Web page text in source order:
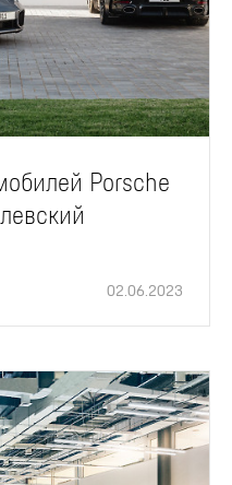
Porsche
02.06.2023